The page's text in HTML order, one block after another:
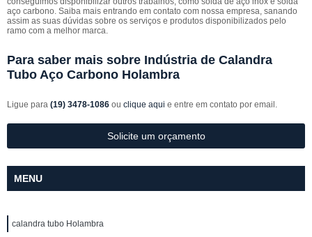
aço carbono. Saiba mais entrando em contato com nossa empresa, sanando
assim as suas dúvidas sobre os serviços e produtos disponibilizados pelo
ramo com a melhor marca.
Para saber mais sobre Indústria de Calandra
Tubo Aço Carbono Holambra
Ligue para (19) 3478-1086 ou clique aqui e entre em contato por email.
Solicite um orçamento
MENU
calandra tubo Holambra